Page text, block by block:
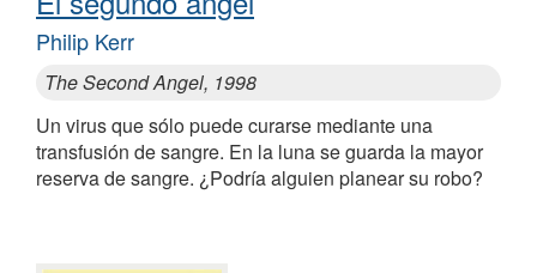
Philip Kerr
The Second Angel, 1998
Un virus que sólo puede curarse mediante una
transfusión de sangre. En la luna se guarda la mayor
reserva de sangre. ¿Podría alguien planear su robo?